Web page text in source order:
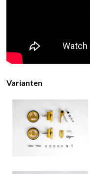
Varianten